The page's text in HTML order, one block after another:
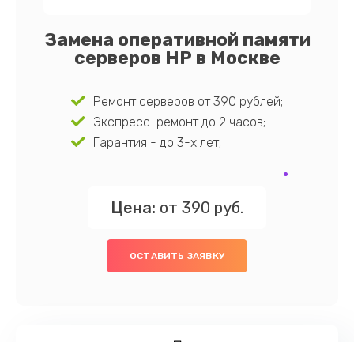
Замена оперативной памяти
серверов HP в Москве
Ремонт серверов от 390 рублей;
Экспресс-ремонт до 2 часов;
Гарантия - до 3-х лет;
Цена: от 390 руб.
ОСТАВИТЬ ЗАЯВКУ